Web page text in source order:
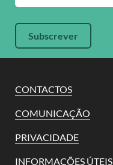
CONTACTOS
COMUNICAÇÃO
PRIVACIDADE
INFORMAÇÕES ÚTEIS